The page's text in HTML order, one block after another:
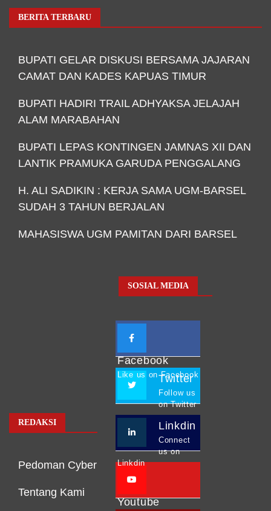
BERITA TERBARU
BUPATI GELAR DISKUSI BERSAMA JAJARAN
CAMAT DAN KADES KAPUAS TIMUR
BUPATI HADIRI TRAIL ADHYAKSA JELAJAH
ALAM MARABAHAN
BUPATI LEPAS KONTINGEN JAMNAS XII DAN
LANTIK PRAMUKA GARUDA PENGGALANG
H. ALI SADIKIN : KERJA SAMA UGM-BARSEL
SUDAH 3 TAHUN BERJALAN
MAHASISWA UGM PAMITAN DARI BARSEL
REDAKSI
Pedoman Cyber
Tentang Kami
SOSIAL MEDIA
Facebook
Like us on Facebook
Twitter
Follow us
on Twitter
Linkdin
Connect
us on
Linkdin
Youtube